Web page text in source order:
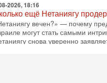
2026, 18:16
ещё Нетаниягу
вечен?» — почему
могут стать самыми
снова уверенно